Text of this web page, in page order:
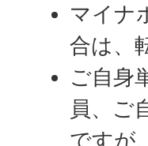
マイナ
合は、
ご自身
員、ご
ですが